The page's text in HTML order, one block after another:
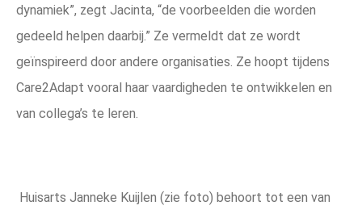
dynamiek”, zegt Jacinta, “de voorbeelden die worden
gedeeld helpen daarbij.” Ze vermeldt dat ze wordt
geïnspireerd door andere organisaties. Ze hoopt tijdens
Care2Adapt vooral haar vaardigheden te ontwikkelen en
van collega’s te leren.
Huisarts Janneke Kuijlen (zie foto) behoort tot een van